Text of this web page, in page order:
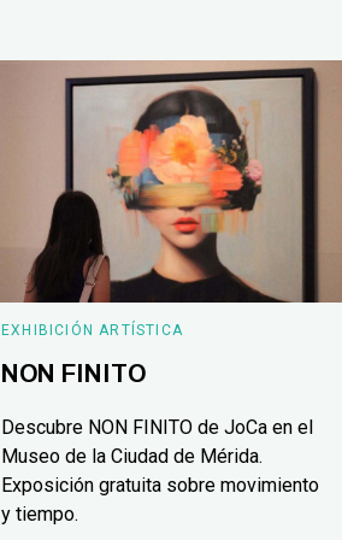
EXHIBICIÓN ARTÍSTICA
NON FINITO
Descubre NON FINITO de JoCa en el
Museo de la Ciudad de Mérida.
Exposición gratuita sobre movimiento
y tiempo.